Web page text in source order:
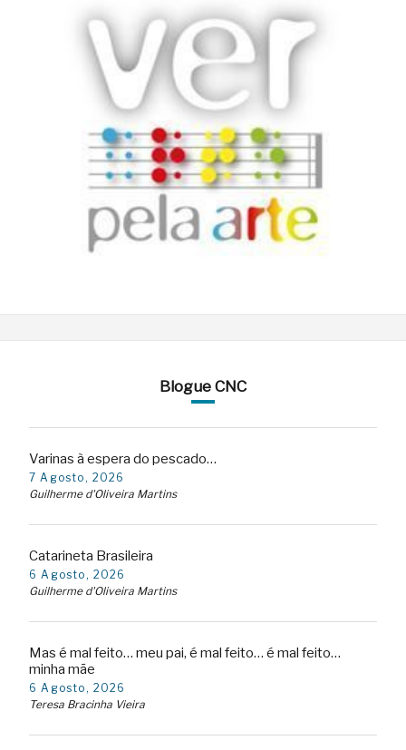
Blogue CNC
Varinas à espera do pescado…
7 Agosto, 2026
Guilherme d'Oliveira Martins
Catarineta Brasileira
6 Agosto, 2026
Guilherme d'Oliveira Martins
Mas é mal feito… meu pai, é mal feito… é mal feito…
minha mãe
6 Agosto, 2026
Teresa Bracinha Vieira